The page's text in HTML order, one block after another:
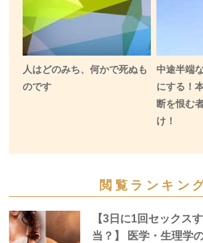
人はどのみち、何かで死ぬも
のです
中途半端
にする！
断を恨む
け！
閲覧ランキン
【3日に1回セックス
当？】 医学・生理学